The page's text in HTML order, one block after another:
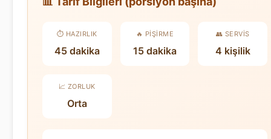
⏱️ HAZIRLIK
45 dakika
🔥 PIŞIRME
15 dakika
👥 SERVIS
4 kişilik
📈 ZORLUK
Orta